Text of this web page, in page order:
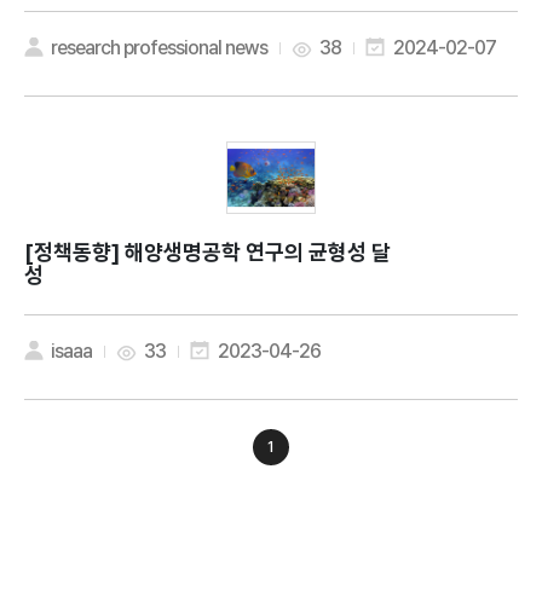
research professional news 38 2024-02-07
[정책동향]
성
isaaa 33 2023-04-26
1